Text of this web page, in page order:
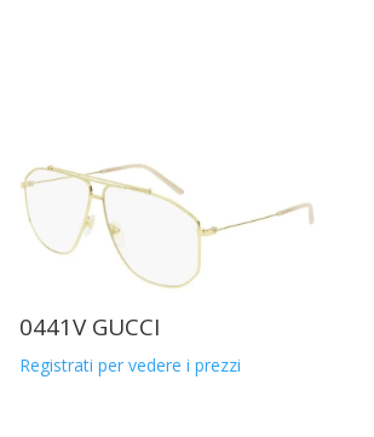
0441V GUCCI
Registrati per vedere i prezzi